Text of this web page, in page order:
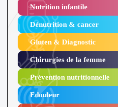
Nutrition infantile
Dénutrition & cancer
Gluten & Diagnostic
Chirurgies de la femme
Prévention nutritionnelle
Edouleur​